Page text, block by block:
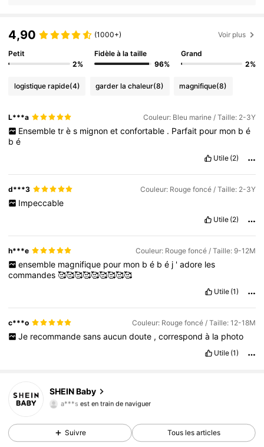
4,90 (1000+) Voir plus
Petit
2%
Fidèle à la taille
96%
Grand
2%
logistique rapide(4) garder la chaleur(8) magnifique(8)
L***a Couleur: Bleu marine / Taille: 2-3Y
Ensemble tr è s mignon et confortable . Parfait pour mon b é
bé
Utile (2)
d***3 Couleur: Rouge foncé / Taille: 2-3Y
Impeccable
Utile (2)
h***e Couleur: Rouge foncé / Taille: 9-12M
ensemble magnifique pour mon b é b é j ' adore les
commandes🥰🥰🥰🥰🥰🥰🥰🥰🥰
Utile (1)
c***o Couleur: Rouge foncé / Taille: 12-18M
Je recommande sans aucun doute , correspond à la photo
Utile (1)
SHEIN Baby
a***sest en train de naviguer
4,92
743K Suiveurs
4,92 743K Suiveurs
Suivre Tous les articles